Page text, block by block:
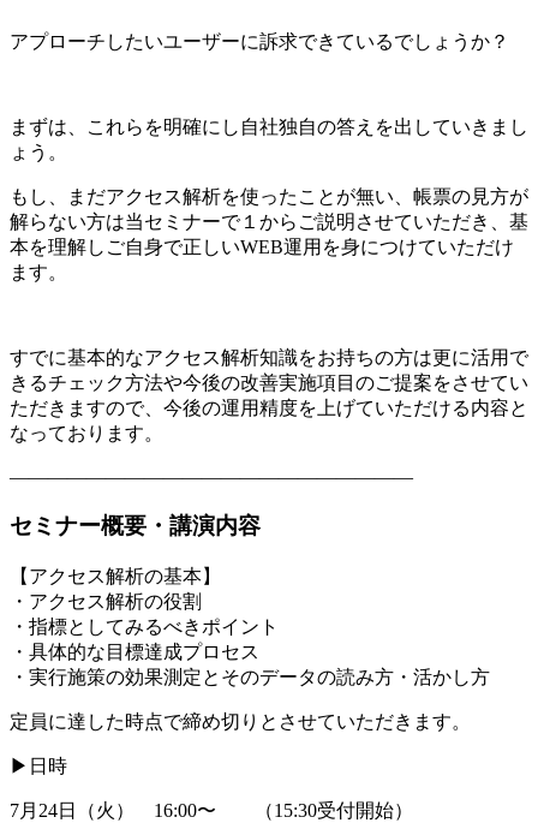
アプローチしたいユーザーに訴求できているでしょうか？
まずは、これらを明確にし自社独自の答えを出していきまし
ょう。
もし、まだアクセス解析を使ったことが無い、帳票の見方が
解らない方は当セミナーで１からご説明させていただき、基
本を理解しご自身で正しいWEB運用を身につけていただけ
ます。
すでに基本的なアクセス解析知識をお持ちの方は更に活用で
きるチェック方法や今後の改善実施項目のご提案をさせてい
ただきますので、今後の運用精度を上げていただける内容と
なっております。
―――――――――――――――――――――
セミナー概要・講演内容
【アクセス解析の基本】
・アクセス解析の役割
・指標としてみるべきポイント
・具体的な目標達成プロセス
・実行施策の効果測定とそのデータの読み方・活かし方
定員に達した時点で締め切りとさせていただきます。
▶日時
7月24日（火） 16:00〜 （15:30受付開始）